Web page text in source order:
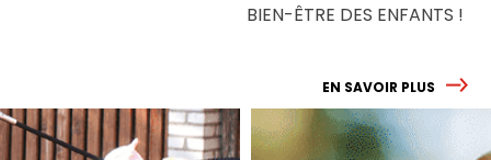
BIEN-ÊTRE DES ENFANTS !
EN SAVOIR PLUS